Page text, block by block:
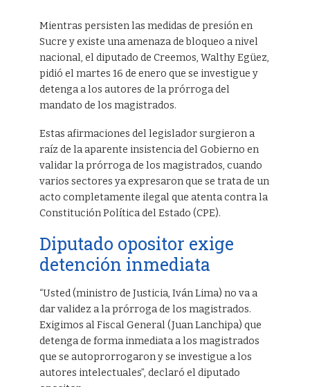
Mientras persisten las medidas de presión en
Sucre y existe una amenaza de bloqueo a nivel
nacional, el diputado de Creemos, Walthy Egüez,
pidió el martes 16 de enero que se investigue y
detenga a los autores de la prórroga del
mandato de los magistrados.
Estas afirmaciones del legislador surgieron a
raíz de la aparente insistencia del Gobierno en
validar la prórroga de los magistrados, cuando
varios sectores ya expresaron que se trata de un
acto completamente ilegal que atenta contra la
Constitución Política del Estado (CPE).
Diputado opositor exige
detención inmediata
“Usted (ministro de Justicia, Iván Lima) no va a
dar validez a la prórroga de los magistrados.
Exigimos al Fiscal General (Juan Lanchipa) que
detenga de forma inmediata a los magistrados
que se autoprorrogaron y se investigue a los
autores intelectuales”, declaró el diputado